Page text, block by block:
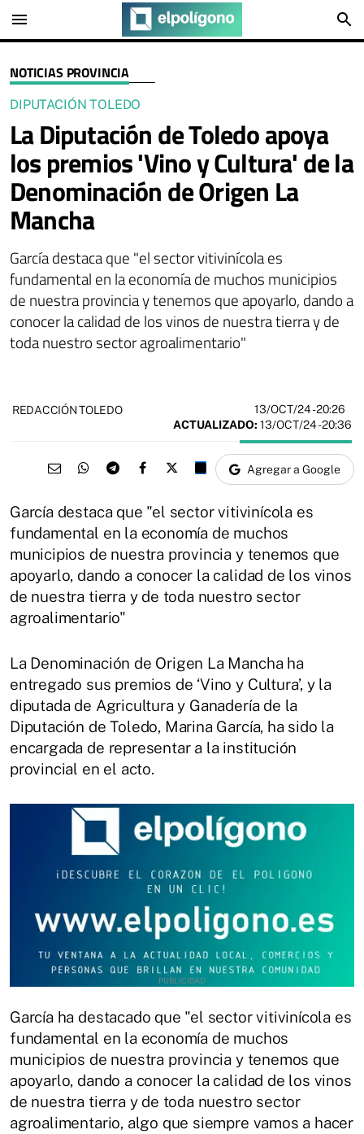
menu search
NOTICIAS PROVINCIA
DIPUTACIÓN TOLEDO
La Diputación de Toledo apoya
los premios 'Vino y Cultura' de la
Denominación de Origen La
Mancha
García destaca que "el sector vitivinícola es
fundamental en la economía de muchos municipios
de nuestra provincia y tenemos que apoyarlo, dando a
conocer la calidad de los vinos de nuestra tierra y de
toda nuestro sector agroalimentario"
REDACCIÓN TOLEDO 13/OCT/24- 20:26
ACTUALIZADO: 13/OCT/24 - 20:36
Agregar a Google
García destaca que "el sector vitivinícola es
fundamental en la economía de muchos
municipios de nuestra provincia y tenemos que
apoyarlo, dando a conocer la calidad de los vinos
de nuestra tierra y de toda nuestro sector
agroalimentario"
La Denominación de Origen La Mancha ha
entregado sus premios de ‘Vino y Cultura’, y la
diputada de Agricultura y Ganadería de la
Diputación de Toledo, Marina García, ha sido la
encargada de representar a la institución
provincial en el acto.
García ha destacado que "el sector vitivinícola es
fundamental en la economía de muchos
municipios de nuestra provincia y tenemos que
apoyarlo, dando a conocer la calidad de los vinos
de nuestra tierra y de toda nuestro sector
agroalimentario, algo que siempre vamos a hacer